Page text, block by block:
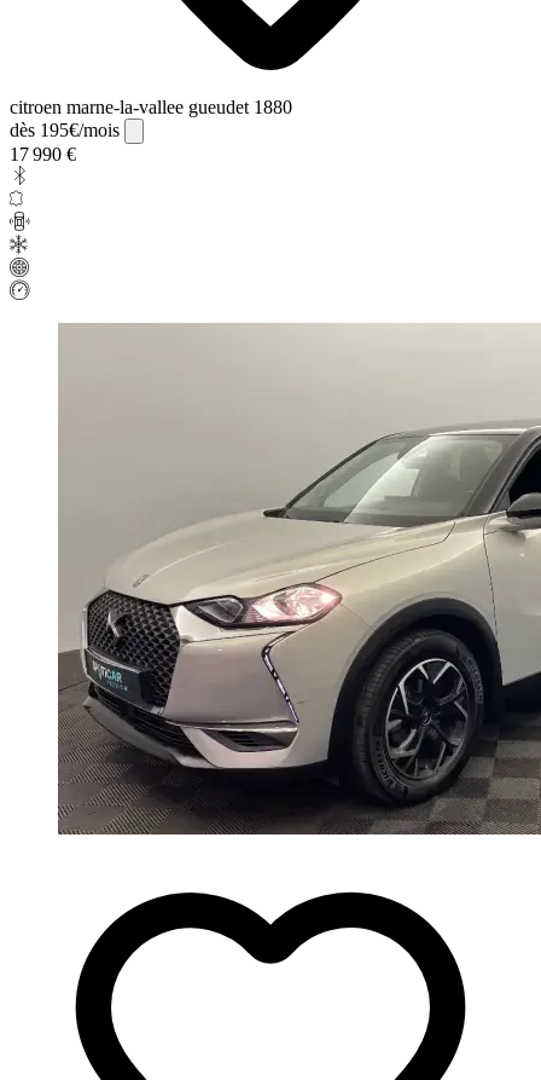
citroen marne-la-vallee gueudet 1880
dès 195€/mois
17 990 €